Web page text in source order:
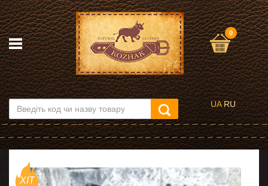
0
UA RU
ХІТ